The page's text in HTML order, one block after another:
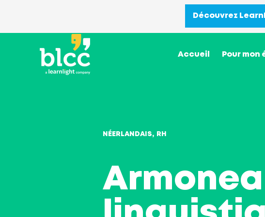
Découvrez
Accueil Pour mon
NÉERLANDAIS RH